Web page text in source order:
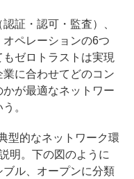
証・認可・監査）、
ペレーションの6つ
ゼロトラストは実現
に合わせてどのコン
が最適なネットワー
。
型的なネットワーク環
明。下の図のように
ル、オープンに分類